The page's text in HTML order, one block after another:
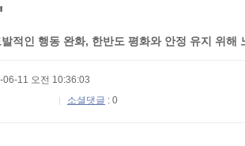
적인 행동 완화, 한반도 평화와 안정 유지 위해
06-11 오전 10:36:03
소셜댓글 : 0